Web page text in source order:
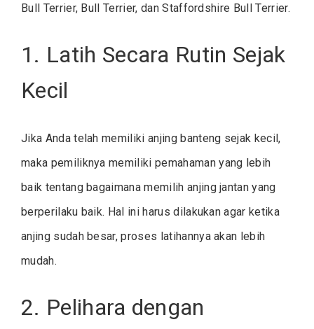
Bull Terrier, Bull Terrier, dan Staffordshire Bull Terrier.
1. Latih Secara Rutin Sejak
Kecil
Jika Anda telah memiliki anjing banteng sejak kecil,
maka pemiliknya memiliki pemahaman yang lebih
baik tentang bagaimana memilih anjing jantan yang
berperilaku baik. Hal ini harus dilakukan agar ketika
anjing sudah besar, proses latihannya akan lebih
mudah.
2. Pelihara dengan